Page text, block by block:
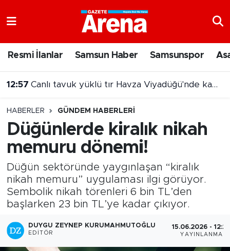
Resmi İlanlar Samsun Haber Samsunspor
12:57 Canlı tavuk yüklü tır Havza Viyadüğü'nde kamyona çarptı
12:47 Samsunda online sağlık hizmeti dönemi başladı
HABERLER GÜNDEM HABERLERI
Düğünlerde kiralık nikah
memuru dönemi!
Düğün sektöründe yaygınlaşan “kiralık
nikah memuru” uygulaması ilgi görüyor.
Sembolik nikah törenleri 6 bin TL’den
başlarken 23 bin TL’ye kadar çıkıyor.
DUYGU ZEYNEP KURUMAHMUTOĞLU
EDITÖR
15.06.2026 -
YAYINLANMA
Samsun Namaz Vakitleri
Süper Lig Puan Durumu ve Fikstür
Tüm Manşetler
Son Dakika Haberleri
Haber Arşivi